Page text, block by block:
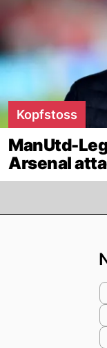
Kopfstoss
ManUtd-
Arsenal